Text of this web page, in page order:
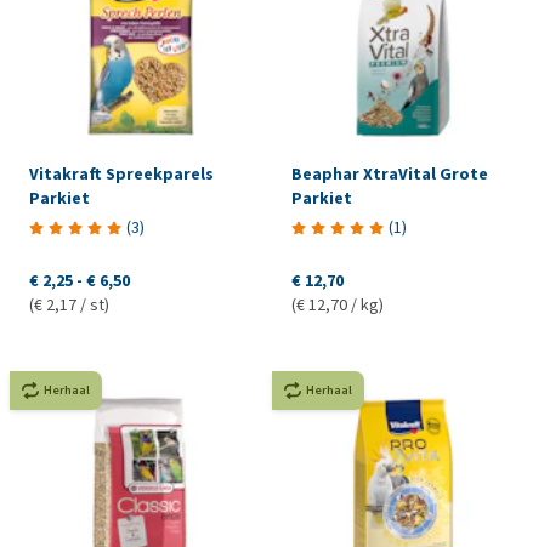
Vitakraft Spreekparels
Parkiet
(3)
€ 2,25 - € 6,50
(€ 2,17 / st)
Beaphar XtraVital Grote
Parkiet
(1)
€ 12,70
(€ 12,70 / kg)
Herhaal Herhaal